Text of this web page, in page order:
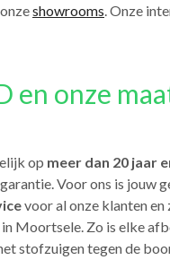
showrooms. Onze
en onze
op meer dan 20 jaar
Voor ons is jouw
voor al onze klanten
Moortsele. Zo is elke
stofzuigen tegen de